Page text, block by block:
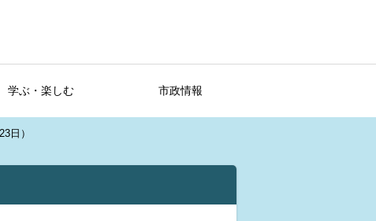
学ぶ・楽しむ 市政情報
日）